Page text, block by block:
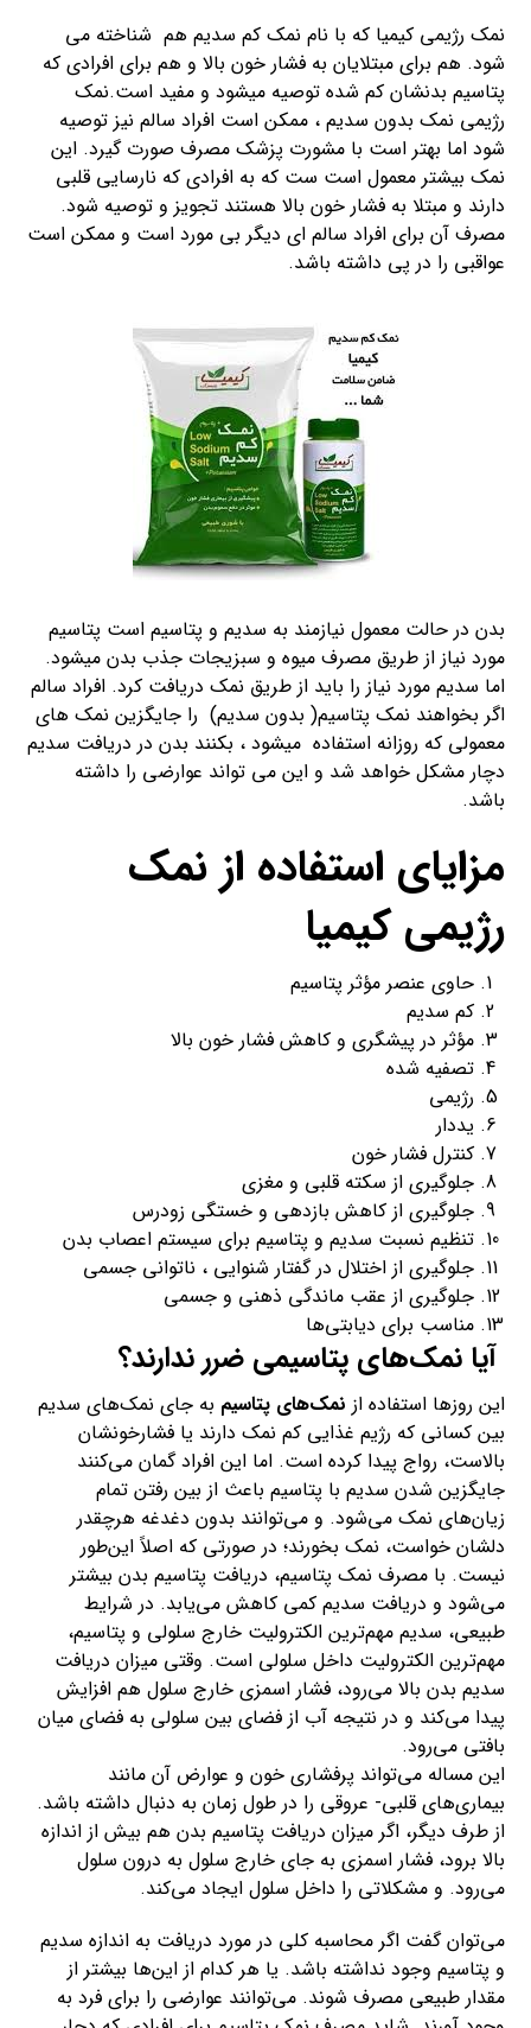
نمک رژیمی کیمیا که با نام نمک کم سدیم هم شناخته می
شود. هم برای مبتلایان به فشار خون بالا و هم برای افرادی که
پتاسیم بدنشان کم شده توصیه میشود و مفید است.نمک
رژیمی نمک بدون سدیم ، ممکن است افراد سالم نیز توصیه
شود اما بهتر است با مشورت پزشک مصرف صورت گیرد. این
نمک بیشتر معمول است ست که به افرادی که نارسایی قلبی
دارند و مبتلا به فشار خون بالا هستند تجویز و توصیه شود.
مصرف آن برای افراد سالم ای دیگر بی مورد است و ممکن است
عواقبی را در پی داشته باشد.
بدن در حالت معمول نیازمند به سدیم و پتاسیم است پتاسیم
مورد نیاز از طریق مصرف میوه و سبزیجات جذب بدن میشود.
اما سدیم مورد نیاز را باید از طریق نمک دریافت کرد. افراد سالم
اگر بخواهند نمک پتاسیم( بدون سدیم) را جایگزین نمک های
معمولی که روزانه استفاده میشود ، بکنند بدن در دریافت سدیم
دچار مشکل خواهد شد و این می تواند عوارضی را داشته
باشد.
مزایای استفاده از نمک
رژیمی کیمیا
حاوی عنصر مؤثر پتاسیم
کم سدیم
مؤثر در پیشگری و کاهش فشار خون بالا
تصفیه شده
رژیمی
یددار
کنترل فشار خون
جلوگیری از سکته قلبی و مغزی
جلوگیری از کاهش بازدهی و خستگی زودرس
تنظیم نسبت سدیم و پتاسیم برای سیستم اعصاب بدن
جلوگیری از اختلال در گفتار شنوایی ، ناتوانی جسمی
جلوگیری از عقب ماندگی ذهنی و جسمی
مناسب برای دیابتی‌ها
آیا نمک‌های پتاسیمی ضرر ندارند؟
این روزها استفاده از نمک‌های پتاسیم به جای نمک‌های سدیم
بین کسانی که رژیم غذایی کم نمک دارند یا فشارخونشان
بالاست، رواج پیدا کرده است. اما این افراد گمان می‌کنند
جایگزین شدن سدیم با پتاسیم باعث از بین رفتن تمام
زیان‌های نمک می‌شود. و می‌توانند بدون دغدغه هرچقدر
دلشان خواست، نمک بخورند؛ در صورتی که اصلاً این‌طور
نیست. با مصرف نمک پتاسیم، دریافت پتاسیم بدن بیشتر
می‌شود و دریافت سدیم کمی کاهش می‌یابد. در شرایط
طبیعی، سدیم مهم‌ترین الکترولیت خارج سلولی و پتاسیم،
مهم‌ترین الکترولیت داخل سلولی است. وقتی میزان دریافت
سدیم بدن بالا می‌رود، فشار اسمزی خارج سلول هم افزایش
پیدا می‌کند و در نتیجه آب از فضای بین سلولی به فضای میان
بافتی می‌رود.
این مساله می‌تواند پرفشاری خون و عوارض آن مانند
بیماری‌های قلبی- عروقی را در طول زمان به دنبال داشته باشد.
از طرف دیگر، اگر میزان دریافت پتاسیم بدن هم بیش از اندازه
بالا برود، فشار اسمزی به جای خارج سلول به درون سلول
می‌رود. و مشکلاتی را داخل سلول ایجاد می‌کند.
می‌توان گفت اگر محاسبه کلی در مورد دریافت به اندازه سدیم
و پتاسیم وجود نداشته باشد. یا هر کدام از این‌ها بیشتر از
مقدار طبیعی مصرف شوند. می‌توانند عوارضی را برای فرد به